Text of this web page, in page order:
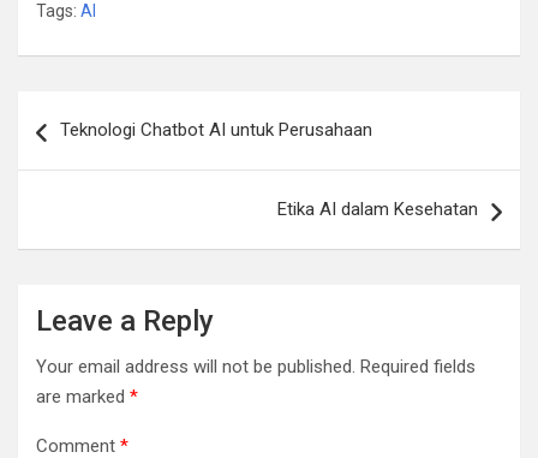
Tags: AI
navigation
Teknologi Chatbot AI untuk Perusahaan
Etika AI dalam Kesehatan
Leave a Reply
Your email address will not be published. Required fields
are marked *
Comment *